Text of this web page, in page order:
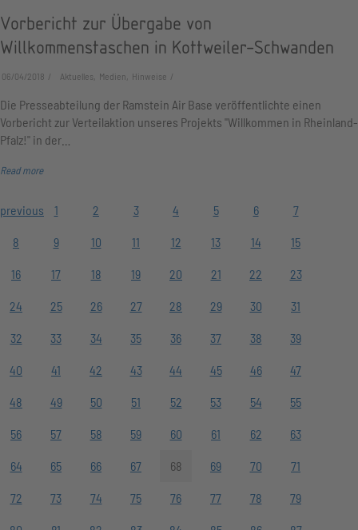
Vorbericht zur Übergabe von
Willkommenstaschen in Kottweiler-Schwanden
06/04/2018 Aktuelles, Medien, Hinweise
Die Presseabteilung der Ramstein Air Base veröffentlichte einen
Vorbericht zur Verteilaktion unseres Projekts "Willkommen in Rheinland-
Pfalz!" in der…
Read more
previous 1 2 3 4 5 6 7
8 9 10 11 12 13 14 15
16 17 18 19 20 21 22 23
24 25 26 27 28 29 30 31
32 33 34 35 36 37 38 39
40 41 42 43 44 45 46 47
48 49 50 51 52 53 54 55
56 57 58 59 60 61 62 63
64 65 66 67 68 69 70 71
72 73 74 75 76 77 78 79